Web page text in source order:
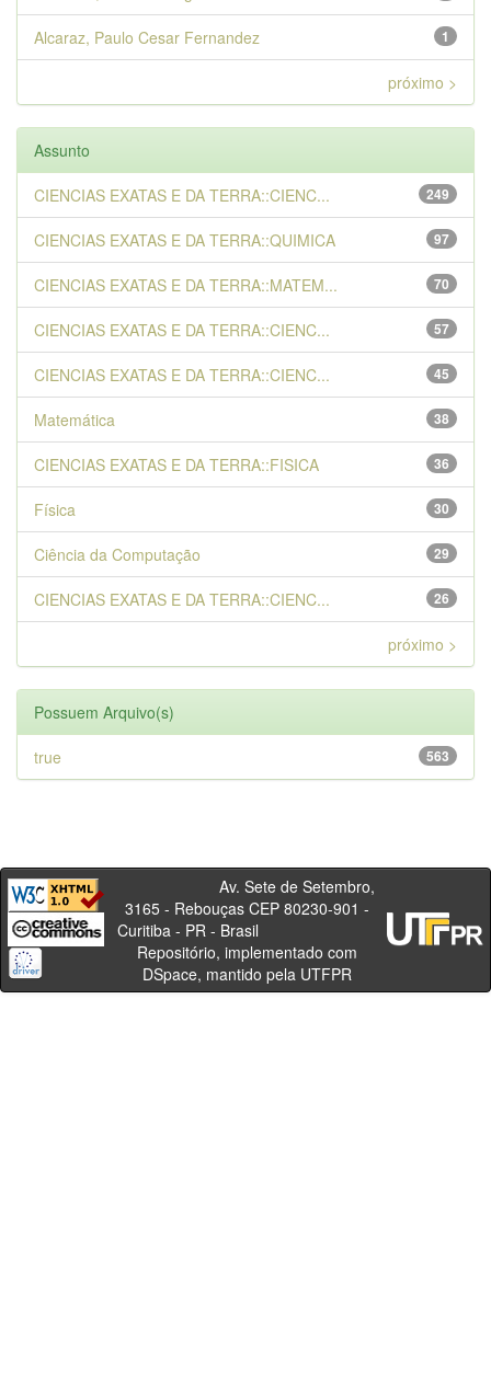
1
Alcaraz, Paulo Cesar Fernandez
próximo >
Assunto
249
CIENCIAS EXATAS E DA TERRA::CIENC...
97
CIENCIAS EXATAS E DA TERRA::QUIMICA
70
CIENCIAS EXATAS E DA TERRA::MATEM...
57
CIENCIAS EXATAS E DA TERRA::CIENC...
45
CIENCIAS EXATAS E DA TERRA::CIENC...
38
Matemática
36
CIENCIAS EXATAS E DA TERRA::FISICA
30
Física
29
Ciência da Computação
26
CIENCIAS EXATAS E DA TERRA::CIENC...
próximo >
Possuem Arquivo(s)
563
true
Av. Sete de Setembro,
3165 - Rebouças CEP 80230-901 -
Curitiba - PR - Brasil
Repositório, implementado com
DSpace, mantido pela UTFPR